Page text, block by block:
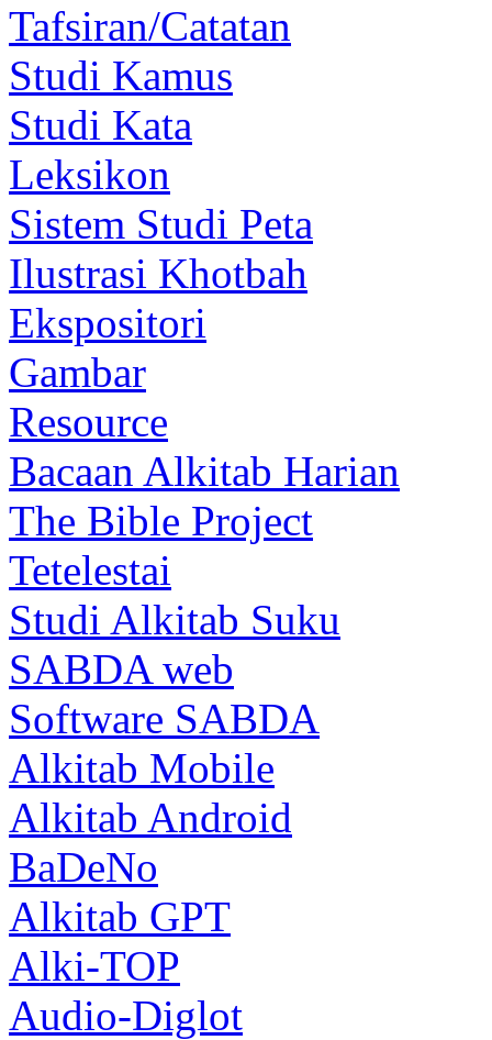
Tafsiran/Catatan
Studi Kamus
Studi Kata
Leksikon
Sistem Studi Peta
Ilustrasi Khotbah
Ekspositori
Gambar
Resource
Bacaan Alkitab Harian
The Bible Project
Tetelestai
Studi Alkitab Suku
SABDA web
Software SABDA
Alkitab Mobile
Alkitab Android
BaDeNo
Alkitab GPT
Alki-TOP
Audio-Diglot